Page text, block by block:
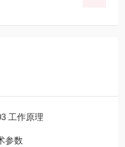
工作原理
参数